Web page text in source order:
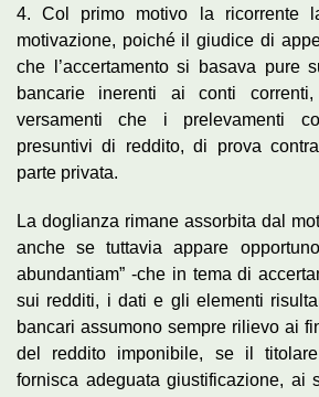
4. Col primo motivo la ricorrente
motivazione, poiché il giudice di
che l’accertamento si basava pure
bancarie inerenti ai conti
versamenti che i prelevamenti
presuntivi di reddito, di prova
parte privata.
La doglianza rimane assorbita dal
anche se tuttavia appare
abundantiam” -che in tema di
sui redditi, i dati e gli elementi
bancari assumono sempre rilievo ai
del reddito imponibile, se il
fornisca adeguata giustificazione, ai